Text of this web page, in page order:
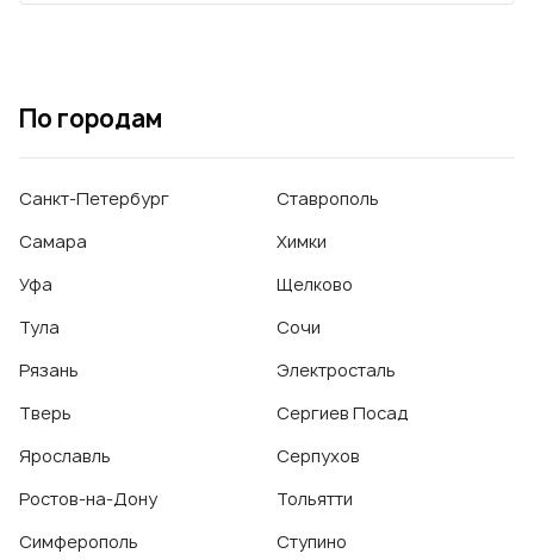
По городам
Санкт-Петербург
Самара
Уфа
Тула
Рязань
Тверь
Ярославль
Ростов-на-Дону
Симферополь
Ставрополь
Химки
Щелково
Сочи
Электросталь
Сергиев Посад
Серпухов
Тольятти
Ступино